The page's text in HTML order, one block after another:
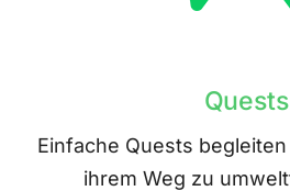
Quests
Einfache Quests
ihrem Weg zu